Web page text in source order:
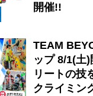
開催!!
TEAM
ップ 8/1(土
リートの技
クライミン